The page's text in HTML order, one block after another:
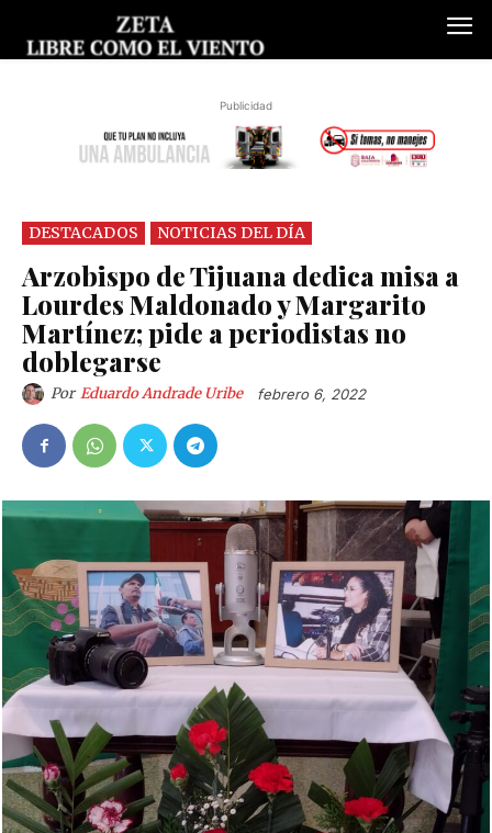
Publicidad
DESTACADOS NOTICIAS DEL DÍA
Arzobispo de Tijuana dedica misa a
Lourdes Maldonado y Margarito
Martínez; pide a periodistas no
doblegarse
Por Eduardo Andrade Uribe febrero 6, 2022